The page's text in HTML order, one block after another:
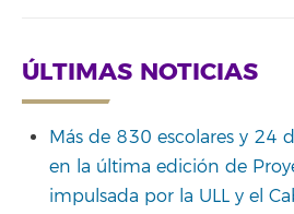
ÚLTIMAS NOTICIAS
Más de 830 escolares y 24
en la última edición de
impulsada por la ULL y el